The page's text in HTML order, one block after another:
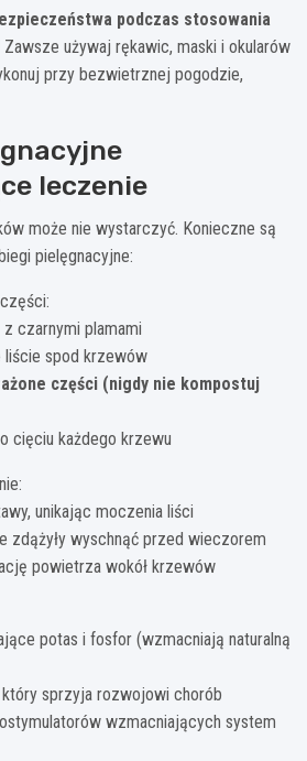
podczas stosowania
Zawsze używaj rękawic, maski i okularów
przy bezwietrznej pogodzie,
leczenie
może nie wystarczyć. Konieczne są
pielęgnacyjne:
czarnymi plamami
liście spod krzewów
części (nigdy nie kompostuj
cięciu każdego krzewu
unikając moczenia liści
zdążyły wyschnąć przed wieczorem
powietrza wokół krzewów
potas i fosfor (wzmacniają naturalną
który sprzyja rozwojowi chorób
wzmacniających system